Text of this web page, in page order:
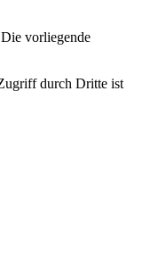
vorliegende
durch Dritte ist